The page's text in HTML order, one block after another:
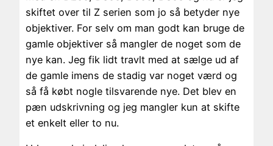
skiftet over til Z serien som jo så betyder nye
objektiver. For selv om man godt kan bruge de
gamle objektiver så mangler de noget som de
nye kan. Jeg fik lidt travlt med at sælge ud af
de gamle imens de stadig var noget værd og
så få købt nogle tilsvarende nye. Det blev en
pæn udskrivning og jeg mangler kun at skifte
et enkelt eller to nu.